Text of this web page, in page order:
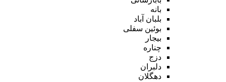
بانه
بلبان آباد
بوئین سفلی
بیجار
چناره
دزج
دلبران
دهگلان